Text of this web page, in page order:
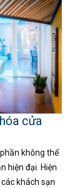
cửa
không thể
hiện đại. Hiện
khách sạn